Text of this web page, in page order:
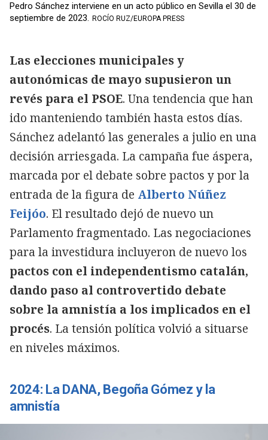
Pedro Sánchez interviene en un acto público en Sevilla el 30 de
septiembre de 2023. ROCÍO RUZ/EUROPA PRESS
Las elecciones municipales y
autonómicas de mayo supusieron un
revés para el PSOE. Una tendencia que han
ido manteniendo también hasta estos días.
Sánchez adelantó las generales a julio en una
decisión arriesgada. La campaña fue áspera,
marcada por el debate sobre pactos y por la
entrada de la figura de Alberto Núñez
Feijóo. El resultado dejó de nuevo un
Parlamento fragmentado. Las negociaciones
para la investidura incluyeron de nuevo los
pactos con el independentismo catalán,
dando paso al controvertido debate
sobre la amnistía a los implicados en el
procés. La tensión política volvió a situarse
en niveles máximos.
2024: La DANA, Begoña Gómez y la
amnistía